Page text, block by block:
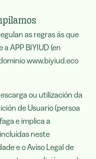
as regras ás que
APP BIYIUD (en
www.biyiud.eco
ou utilización da
de Usuario (persoa
e implica a
neste
e o Aviso Legal de